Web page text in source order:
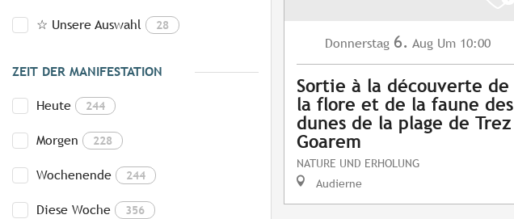
☆ Unsere Auswahl 28
ZEIT DER MANIFESTATION
Heute 244
Morgen 228
Wochenende 244
Diese Woche 356
Donnerstag 6. Aug Um 10:00
Sortie à la découverte de
la flore et de la faune des
dunes de la plage de Trez
Goarem
NATURE UND ERHOLUNG
Audierne